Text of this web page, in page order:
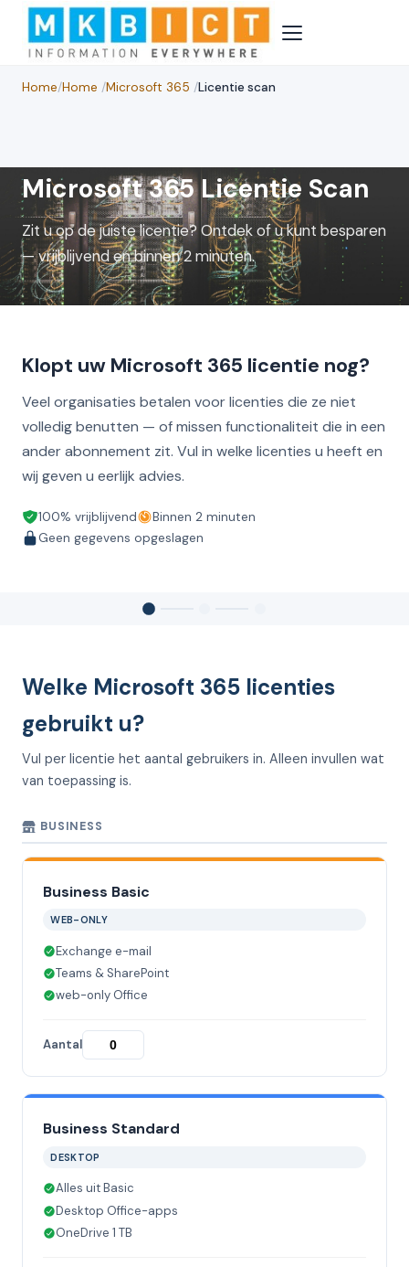
Home/Home /Microsoft 365 /Licentie scan
Microsoft 365 Licentie Scan
Zit u op de juiste licentie? Ontdek of u kunt besparen
— vrijblijvend en binnen 2 minuten.
Klopt uw Microsoft 365 licentie nog?
Veel organisaties betalen voor licenties die ze niet
volledig benutten — of missen functionaliteit die in een
ander abonnement zit. Vul in welke licenties u heeft en
wij geven u eerlijk advies.
100% vrijblijvend
Binnen 2 minuten
Geen gegevens opgeslagen
Welke Microsoft 365 licenties
gebruikt u?
Vul per licentie het aantal gebruikers in. Alleen invullen wat
van toepassing is.
BUSINESS
Business Basic
WEB-ONLY
Exchange e-mail
Teams & SharePoint
web-only Office
Aantal
Business Standard
DESKTOP
Alles uit Basic
Desktop Office-apps
OneDrive 1 TB